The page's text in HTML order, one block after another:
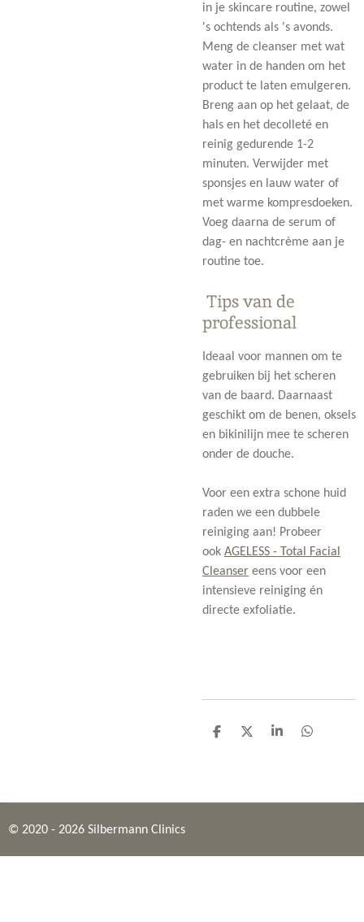
in je skincare routine, zowel
's ochtends als 's avonds.
Meng de cleanser met wat
water in de handen om het
product te laten emulgeren.
Breng aan op het gelaat, de
hals en het decolleté en
reinig gedurende 1-2
minuten. Verwijder met
sponsjes en lauw water of
met warme kompresdoeken.
Voeg daarna de serum of
dag- en nachtcrème aan je
routine toe.
Tips van de
professional
Ideaal voor mannen om te
gebruiken bij het scheren
van de baard. Daarnaast
geschikt om de benen, oksels
en bikinilijn mee te scheren
onder de douche.
Voor een extra schone huid
raden we een dubbele
reiniging aan! Probeer
ook AGELESS - Total Facial
Cleanser eens voor een
intensieve reiniging én
directe exfoliatie.
D
D
S
D
© 2020 - 2026 Silbermann Clinics